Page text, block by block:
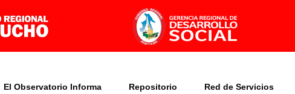
El Observatorio Informa Repositorio Red de Servicios